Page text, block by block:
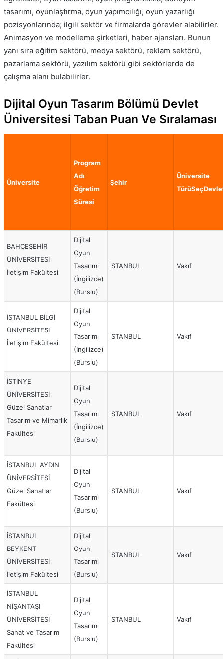
tasarımı, oyunlaştırma, oyun yapımcılığı, oyun yazarlığı
pozisyonlarında; ilgili sektör ve firmalarda görevler alabilirler.
Animasyon ve modelleme şirketleri, haber ajansları. Bunun
yanı sıra eğitim sektörü, medya sektörü, reklam sektörü,
pazarlama sektörü, yazılım sektörü gibi sektörlerde de
çalışma alanı bulabilirler.
Dijital Oyun Tasarım Bölümü Devlet
Üniversitesi Taban Puan Ve Sıralaması
Üniversite
Program
Adı
Öğretim
Süresi
Şehir
Üniversite
BAHÇEŞEHİR
ÜNİVERSİTESİ
İletişim Fakültesi
Dijital
Oyun
Tasarımı
(İngilizce)
(Burslu)
İSTANBUL Vakıf
İSTANBUL BİLGİ
ÜNİVERSİTESİ
İletişim Fakültesi
Dijital
Oyun
Tasarımı
(İngilizce)
(Burslu)
İSTANBUL Vakıf
İSTİNYE
ÜNİVERSİTESİ
Güzel Sanatlar
Tasarım ve Mimarlık
Fakültesi
Dijital
Oyun
Tasarımı
(İngilizce)
(Burslu)
İSTANBUL Vakıf
İSTANBUL AYDIN
ÜNİVERSİTESİ
Güzel Sanatlar
Fakültesi
Dijital
Oyun
Tasarımı
(Burslu)
İSTANBUL Vakıf
İSTANBUL
BEYKENT
ÜNİVERSİTESİ
İletişim Fakültesi
Dijital
Oyun
Tasarımı
(Burslu)
İSTANBUL Vakıf
İSTANBUL
NİŞANTAŞI
ÜNİVERSİTESİ
Sanat ve Tasarım
Fakültesi
Dijital
Oyun
Tasarımı
(Burslu)
İSTANBUL Vakıf